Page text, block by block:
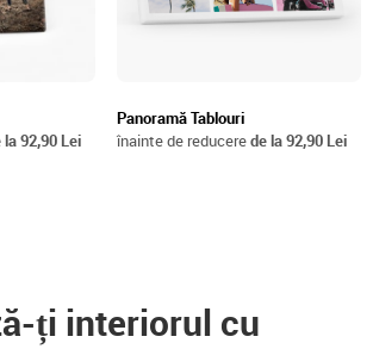
la 92,90 Lei
Panoramă Tablouri
înainte de reducerede la 92,90 Lei
ți interiorul cu